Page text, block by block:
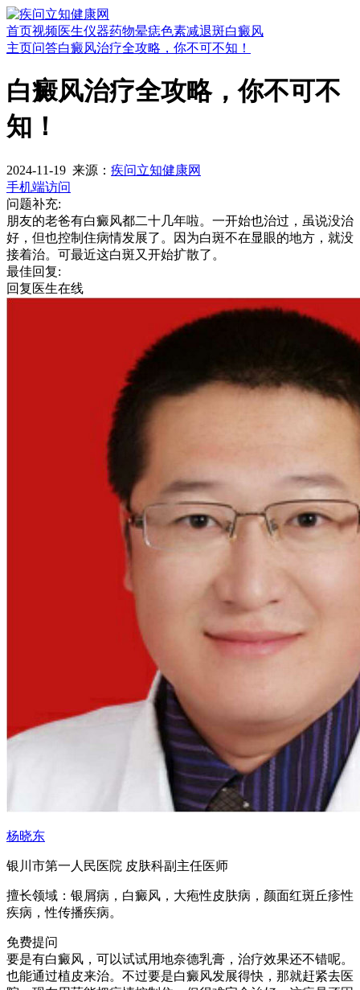
首页视频医生仪器药物晕痣色素减退斑白癜风
主页问答白癜风治疗全攻略，你不可不知！
白癜风治疗全攻略，你不可不
知！
2024-11-19 来源： 疾问立知健康网
手机端访问
问题补充:
朋友的老爸有白癜风都二十几年啦。一开始也治过，虽说没治
好，但也控制住病情发展了。因为白斑不在显眼的地方，就没
接着治。可最近这白斑又开始扩散了。
最佳回复:
回复医生在线
杨晓东
银川市第一人民医院 皮肤科副主任医师
擅长领域：银屑病，白癜风，大疱性皮肤病，颜面红斑丘疹性
疾病，性传播疾病。
免费提问
要是有白癜风，可以试试用地奈德乳膏，治疗效果还不错呢。
也能通过植皮来治。不过要是白癜风发展得快，那就赶紧去医